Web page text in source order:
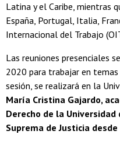
Latina y el Caribe, mientras
España, Portugal, Italia,
Internacional del Trabajo
Las reuniones presenciales
2020 para trabajar en
sesión, se realizará en la
María Cristina Gajardo,
Derecho de la
Suprema de Justicia desde